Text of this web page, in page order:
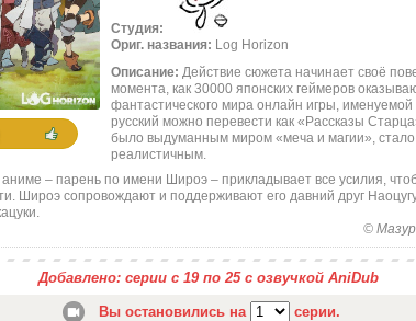
Студия:
Ориг. названия: Log Horizon
Описание: Действие сюжета начинает своё
момента, как 30000 японских геймеров
фантастического мира онлайн игры,
русский можно перевести как «Рассказы
было выдуманным миром «меча и магии»,
реалистичным.
аниме – парень по имени Широэ – прикладывает все усилия,
Широэ сопровождают и поддерживают его давний друг
©
Добавлено: серии с 19 по 25 с озвучкой AniDub
Вы остановились на серии.